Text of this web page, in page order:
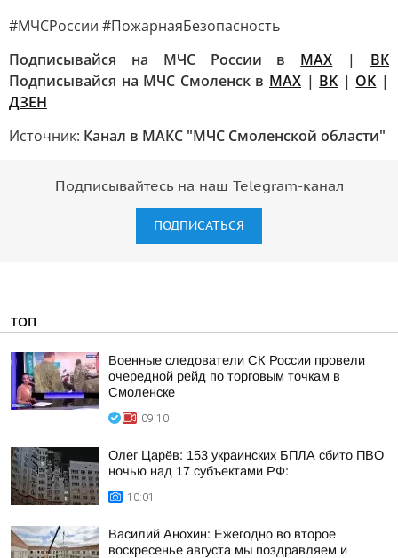
#МЧСРоссии #ПожарнаяБезопасность
Подписывайся на МЧС России в MAX | ВК
Подписывайся на МЧС Смоленск в MAX | BK | OK |
ДЗЕН
Источник: Канал в МАКС "МЧС Смоленской области"
Подписывайтесь на наш Telegram-канал
ПОДПИСАТЬСЯ
ТОП
Военные следователи СК России провели
очередной рейд по торговым точкам в
Смоленске
09:10
Олег Царёв: 153 украинских БПЛА сбито ПВО
ночью над 17 субъектами РФ:
10:01
Василий Анохин: Ежегодно во второе
воскресенье августа мы поздравляем и